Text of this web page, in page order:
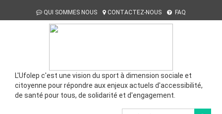
QUI SOMMES NOUS CONTACTEZ-NOUS FAQ
L'Ufolep c'est une vision du sport à dimension sociale et
citoyenne pour répondre aux enjeux actuels d'accessibilité,
de santé pour tous, de solidarité et d'engagement.